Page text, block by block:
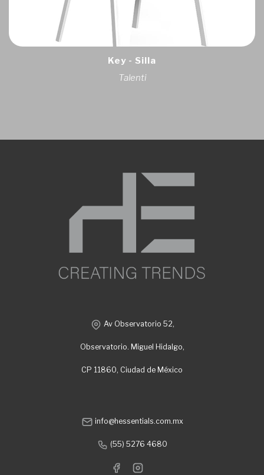
Key - Silla
Talenti
Av Observatorio 52,
Observatorio. Miguel Hidalgo,
CP 11860, Ciudad de México
info@hessentials.com.mx
(55) 5276 4680